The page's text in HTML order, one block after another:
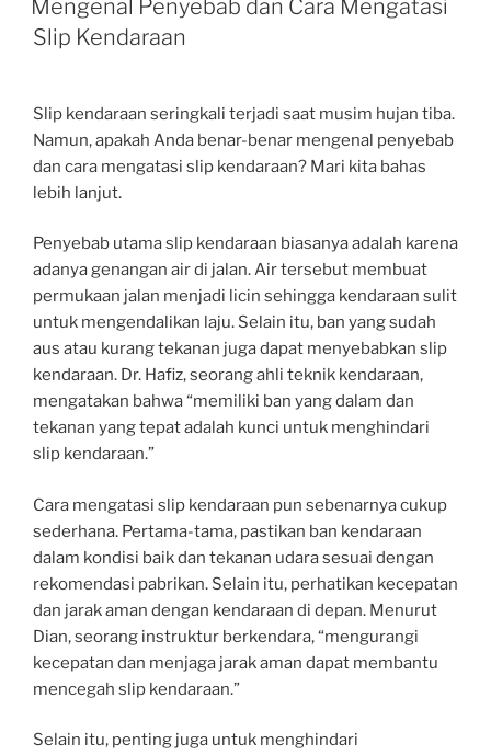
Mengenal Penyebab dan Cara Mengatasi
Slip Kendaraan
Slip kendaraan seringkali terjadi saat musim hujan tiba.
Namun, apakah Anda benar-benar mengenal penyebab
dan cara mengatasi slip kendaraan? Mari kita bahas
lebih lanjut.
Penyebab utama slip kendaraan biasanya adalah karena
adanya genangan air di jalan. Air tersebut membuat
permukaan jalan menjadi licin sehingga kendaraan sulit
untuk mengendalikan laju. Selain itu, ban yang sudah
aus atau kurang tekanan juga dapat menyebabkan slip
kendaraan. Dr. Hafiz, seorang ahli teknik kendaraan,
mengatakan bahwa “memiliki ban yang dalam dan
tekanan yang tepat adalah kunci untuk menghindari
slip kendaraan.”
Cara mengatasi slip kendaraan pun sebenarnya cukup
sederhana. Pertama-tama, pastikan ban kendaraan
dalam kondisi baik dan tekanan udara sesuai dengan
rekomendasi pabrikan. Selain itu, perhatikan kecepatan
dan jarak aman dengan kendaraan di depan. Menurut
Dian, seorang instruktur berkendara, “mengurangi
kecepatan dan menjaga jarak aman dapat membantu
mencegah slip kendaraan.”
Selain itu, penting juga untuk menghindari